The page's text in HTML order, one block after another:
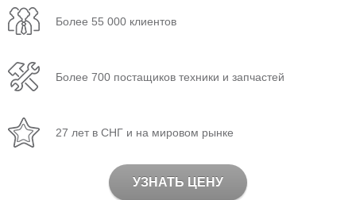
Более 55 000 клиентов
Более 700 постащиков техники и запчастей
27 лет в СНГ и на мировом рынке
УЗНАТЬ ЦЕНУ